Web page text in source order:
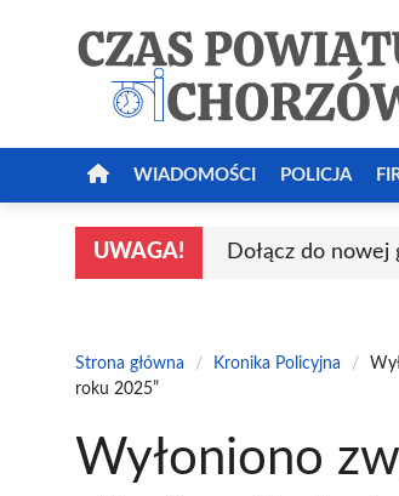
WIADOMOŚCI POLICJA
UWAGA! Dołącz do nowej
Strona główna / Kronika Policyjna /
roku 2025”
Wyłoniono